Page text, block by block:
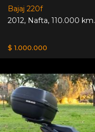
Bajaj 220f
2012, Nafta, 110.000 km.
$ 1.000.000